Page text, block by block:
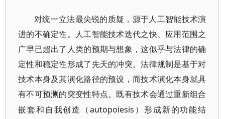
对统一立法最尖锐的质疑，源于人工智能技术演
进的不确定性。人工智能技术迭代之快、应用范围之
广早已超出了人类的预期与想象，这似乎与法律的确
定性和稳定性形成了先天的冲突。法律规制是基于对
技术本身及其演化路径的预设，而技术演化本身就具
有不可预测的突变性特点。既有技术会通过重新组合
嵌套和自我创造（autopoiesis）形成新的功能结